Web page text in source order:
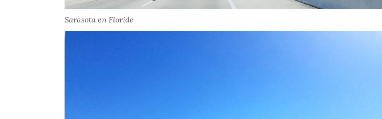
Sarasota en Floride